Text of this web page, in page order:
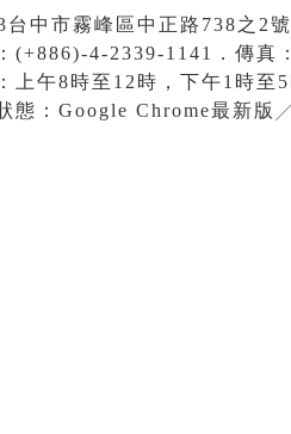
台中市霧峰區中正路738之2號
(+886)-4-2339-1141．傳真
上午8時至12時，下午1時至5
態：Google Chrome最新版